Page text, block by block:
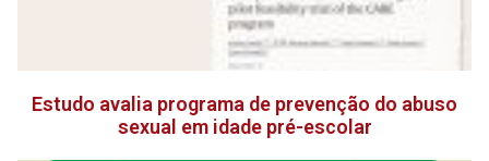
Estudo avalia programa de prevenção do abuso
sexual em idade pré-escolar